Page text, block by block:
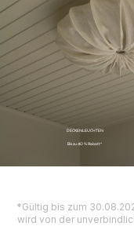
DECKENLEUCHTEN
Bis zu 40 % Rabatt*
*Gültig bis zum
wird von der